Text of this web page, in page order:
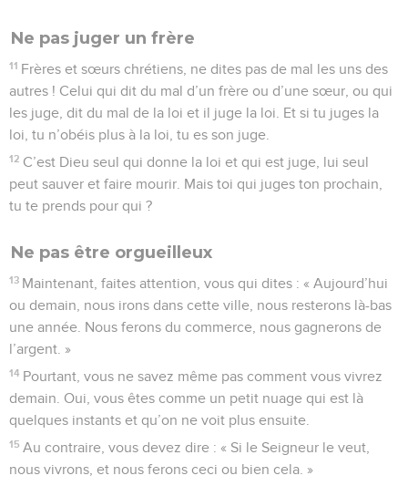
Ne pas juger un frère
11 Frères et sœurs chrétiens, ne dites pas de mal les uns des
autres ! Celui qui dit du mal d’un frère ou d’une sœur, ou qui
les juge, dit du mal de la loi et il juge la loi. Et si tu juges la
loi, tu n’obéis plus à la loi, tu es son juge.
12 C’est Dieu seul qui donne la loi et qui est juge, lui seul
peut sauver et faire mourir. Mais toi qui juges ton prochain,
tu te prends pour qui ?
Ne pas être orgueilleux
13 Maintenant, faites attention, vous qui dites : « Aujourd’hui
ou demain, nous irons dans cette ville, nous resterons là-bas
une année. Nous ferons du commerce, nous gagnerons de
l’argent. »
14 Pourtant, vous ne savez même pas comment vous vivrez
demain. Oui, vous êtes comme un petit nuage qui est là
quelques instants et qu’on ne voit plus ensuite.
15 Au contraire, vous devez dire : « Si le Seigneur le veut,
nous vivrons, et nous ferons ceci ou bien cela. »